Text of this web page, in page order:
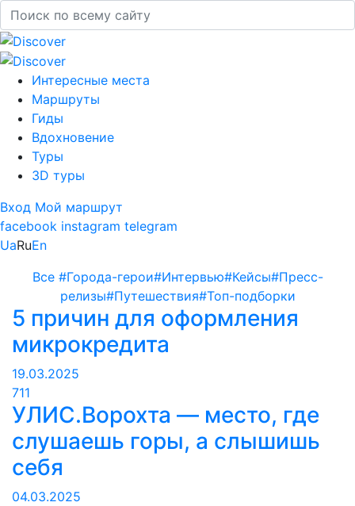
Интересные места
Маршруты
Гиды
Вдохновение
Туры
3D туры
Вход Мой маршрут
facebook instagram telegram
UaRuEn
Все #Города-герои#Интервью#Кейсы#Пресс-
релизы#Путешествия#Топ-подборки
5 причин для оформления
микрокредита
19.03.2025
711
УЛИС.Ворохта — место, где
слушаешь горы, а слышишь
себя
04.03.2025